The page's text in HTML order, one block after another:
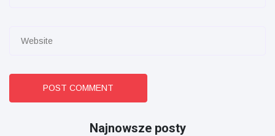
POST COMMENT
Najnowsze posty